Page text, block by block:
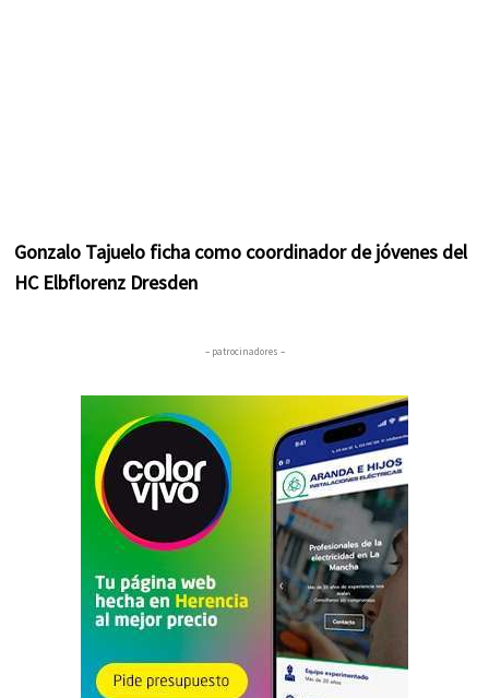
Gonzalo Tajuelo ficha como coordinador de jóvenes del
HC Elbflorenz Dresden
– patrocinadores –